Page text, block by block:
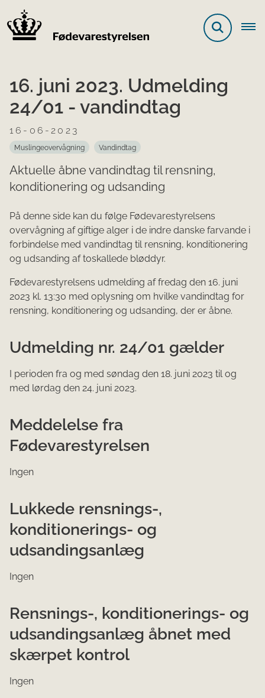
16. juni 2023. Udmelding
24/01 - vandindtag
16-06-2023
Muslingeovervågning Vandindtag
Aktuelle åbne vandindtag til rensning,
konditionering og udsanding
På denne side kan du følge Fødevarestyrelsens
overvågning af giftige alger i de indre danske farvande i
forbindelse med vandindtag til rensning, konditionering
og udsanding af toskallede bløddyr.
Fødevarestyrelsens ud​melding af fredag den 16. juni
2023 kl. 13:30 med oplysning om hvilke vandindtag for
rensning, konditionering og udsanding, der er åbne.
Udmelding nr. 24/01 gælder
I perioden fra og med søndag den 18. juni 2023 til og
med lørdag den 24. juni 2023.​
Meddelelse fra
Fødevarestyrelsen
Ingen
Lukkede rensnings-,
konditionerings- og
udsandingsanlæg
Ingen
Rensnings-, konditionerings- og
udsandingsanlæg åbnet med
skærpet kontrol
Ingen